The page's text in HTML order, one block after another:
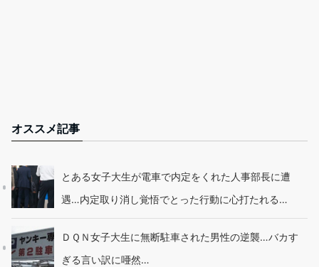
オススメ記事
とある女子大生が電車で内定をくれた人事部長に遭
遇…内定取り消し覚悟でとった行動に心打たれる…
ＤＱＮ女子大生に無断駐車された男性の逆襲…バカす
ぎる言い訳に唖然…